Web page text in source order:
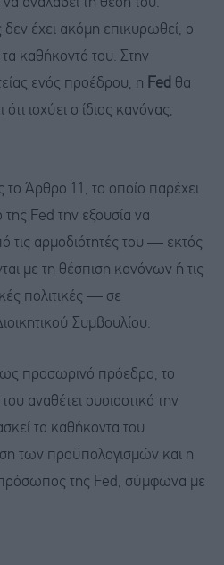
να αναλάβει τη θέση του.
έχει ακόμη επικυρωθεί, ο
τα καθήκοντά του. Στην
ενός προέδρου, η Fed θα
ισχύει ο ίδιος κανόνας,
το Άρθρο 11, το οποίο παρέχει
της Fed την εξουσία να
τις αρμοδιότητές του — εκτός
με τη θέσπιση κανόνων ή τις
πολιτικές — σε
Συμβουλίου.
ως προσωρινό πρόεδρο, το
αναθέτει ουσιαστικά την
τα καθήκοντα του
των προϋπολογισμών και η
της Fed, σύμφωνα με